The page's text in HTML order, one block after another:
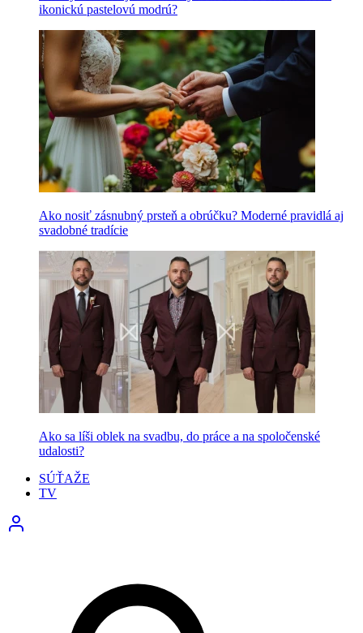
ikonickú pastelovú modrú?
Ako nosiť zásnubný prsteň a obrúčku? Moderné pravidlá aj
svadobné tradície
Ako sa líši oblek na svadbu, do práce a na spoločenské
udalosti?
SÚŤAŽE
TV